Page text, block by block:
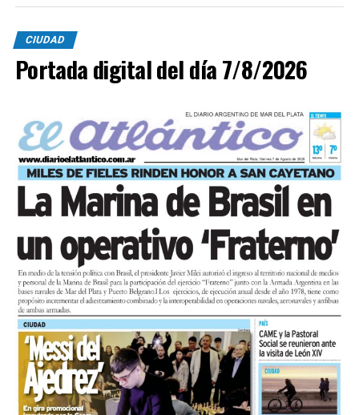
las calles del barrio. Grandes, jóvenes y niños y fieles se
sumaron al recorrido con banderas, espigas y distintas
expresiones de fe.
En paralelo, distintos gremios y organizaciones sociales
y trabajo, para visibilizar la situación de trabajadores y
desocupados.
CIUDAD
Portada digital del día 7/8/2026